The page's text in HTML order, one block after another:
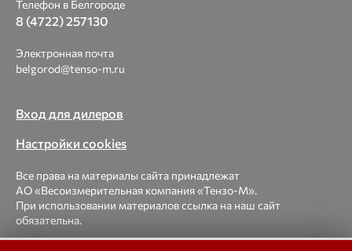
Телефон в Белгороде
8 (4722) 257130
Электронная почта
belgorod@tenso-m.ru
Вход для дилеров
Настройки cookies
Все права на материалы сайта принадлежат
АО «Весоизмерительная компания «Тензо-М».
При использовании материалов ссылка на наш сайт
обязательна.